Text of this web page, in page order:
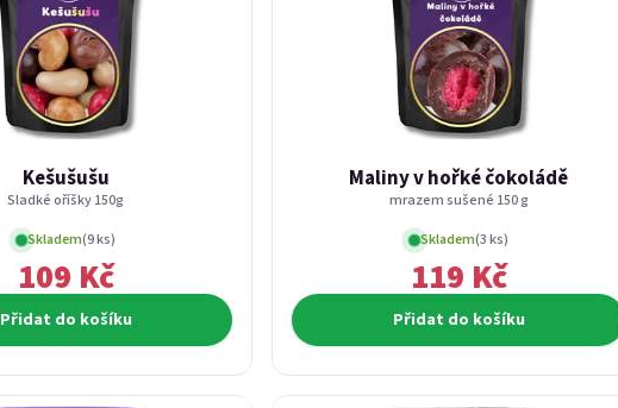
Kešušušu
Sladké oříšky 150g
Skladem(9 ks)
109 Kč
Přidat do košíku
Maliny v hořké čokoládě
mrazem sušené 150 g
Skladem(3 ks)
119 Kč
Přidat do košíku